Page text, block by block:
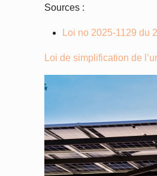
Sources :
Loi no 2025-1129 du
Loi de simplification de